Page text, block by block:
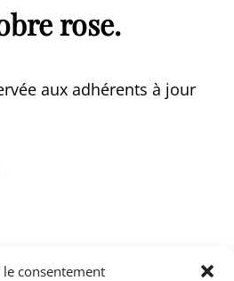
le consentement
rose.
aux adhérents à jour